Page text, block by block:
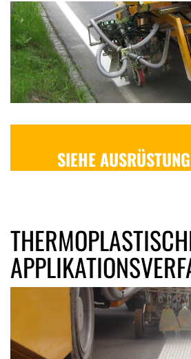
SIEHE